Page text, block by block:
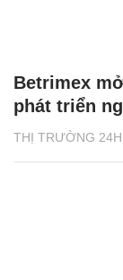
THỊ TRƯỜNG 24H
Betrimex
phát triển